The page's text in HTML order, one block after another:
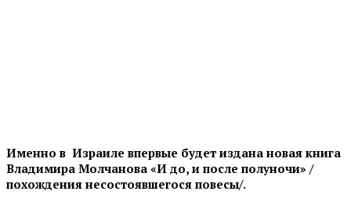
Именно в Израиле впервые будет издана новая книга
Владимира Молчанова «И до, и после полуночи» /
похождения несостоявшегося повесы/.